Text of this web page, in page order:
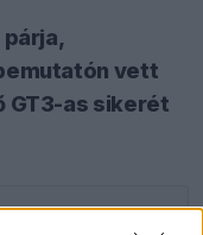
vett
GT3-as sikerét